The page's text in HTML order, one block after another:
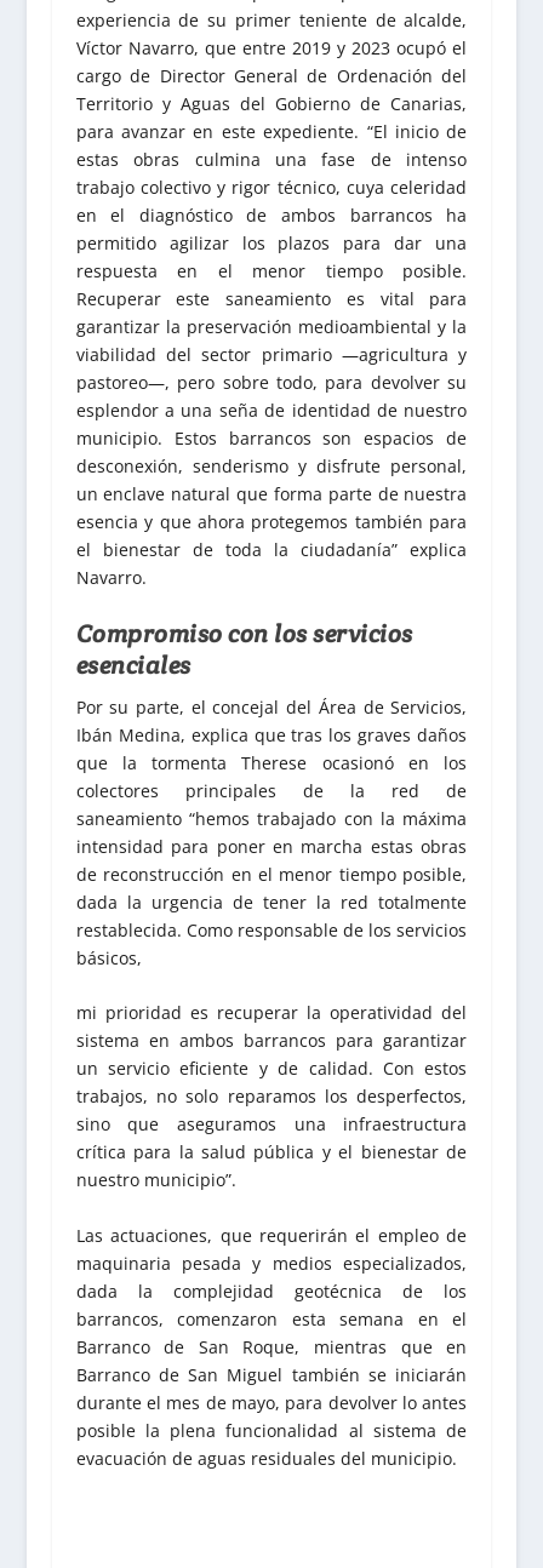
experiencia de su primer teniente de alcalde,
Víctor Navarro, que entre 2019 y 2023 ocupó el
cargo de Director General de Ordenación del
Territorio y Aguas del Gobierno de Canarias,
para avanzar en este expediente. “El inicio de
estas obras culmina una fase de intenso
trabajo colectivo y rigor técnico, cuya celeridad
en el diagnóstico de ambos barrancos ha
permitido agilizar los plazos para dar una
respuesta en el menor tiempo posible.
Recuperar este saneamiento es vital para
garantizar la preservación medioambiental y la
viabilidad del sector primario —agricultura y
pastoreo—, pero sobre todo, para devolver su
esplendor a una seña de identidad de nuestro
municipio. Estos barrancos son espacios de
desconexión, senderismo y disfrute personal,
un enclave natural que forma parte de nuestra
esencia y que ahora protegemos también para
el bienestar de toda la ciudadanía” explica
Navarro.
Compromiso con los servicios
esenciales
Por su parte, el concejal del Área de Servicios,
Ibán Medina, explica que tras los graves daños
que la tormenta Therese ocasionó en los
colectores principales de la red de
saneamiento “hemos trabajado con la máxima
intensidad para poner en marcha estas obras
de reconstrucción en el menor tiempo posible,
dada la urgencia de tener la red totalmente
restablecida. Como responsable de los servicios
básicos,
mi prioridad es recuperar la operatividad del
sistema en ambos barrancos para garantizar
un servicio eficiente y de calidad. Con estos
trabajos, no solo reparamos los desperfectos,
sino que aseguramos una infraestructura
crítica para la salud pública y el bienestar de
nuestro municipio”.
Las actuaciones, que requerirán el empleo de
maquinaria pesada y medios especializados,
dada la complejidad geotécnica de los
barrancos, comenzaron esta semana en el
Barranco de San Roque, mientras que en
Barranco de San Miguel también se iniciarán
durante el mes de mayo, para devolver lo antes
posible la plena funcionalidad al sistema de
evacuación de aguas residuales del municipio.